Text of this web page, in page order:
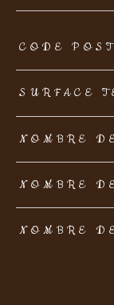
CODE
SURFACE
NOMBRE
NOMBRE
NOMBRE